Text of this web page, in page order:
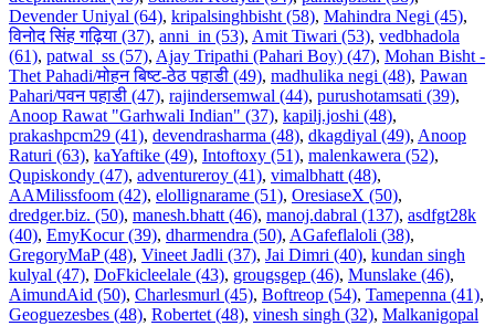
Devender Uniyal (64), kripalsinghbisht (58), Mahindra Negi (45),
विनोद सिंह गढ़िया (37), anni_in (53), Amit Tiwari (53), vedbhadola
(61), patwal_ss (57), Ajay Tripathi (Pahari Boy) (47), Mohan Bisht -
Thet Pahadi/मोहन बिष्ट-ठेठ पहाडी (49), madhulika negi (48), Pawan
Pahari/पवन पहाडी (47), rajindersemwal (44), purushotamsati (39),
Anoop Rawat "Garhwali Indian" (37), kapilj.joshi (48),
prakashpcm29 (41), devendrasharma (48), dkagdiyal (49), Anoop
Raturi (63), kaYaftike (49), Intoftoxy (51), malenkawera (52),
Qupiskondy (47), adventureroy (41), vimalbhatt (48),
AAMilissfoom (42), elollignarame (51), OresiaseX (50),
dredger.biz. (50), manesh.bhatt (46), manoj.dabral (137), asdfgt28k
(40), EmyKocur (39), dharmendra (50), AGafeflaloli (38),
GregoryMaP (48), Vineet Jadli (37), Jai Dimri (40), kundan singh
kulyal (47), DoFkicleelale (43), grougsgep (46), Munslake (46),
AimundAid (50), Charlesmurl (45), Boftreop (54), Tamepenna (41),
Geoguezesbes (48), Robertet (48), vinesh singh (32), Malkanigopal